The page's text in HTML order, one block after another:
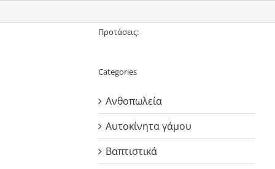
Προτάσεις:
Categories
Ανθοπωλεία
Αυτοκίνητα γάμου
Βαπτιστικά